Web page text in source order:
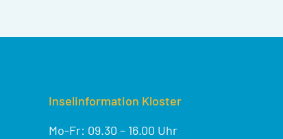
Inselinformation Kloster
Mo-Fr: 09.30 – 16.00 Uhr